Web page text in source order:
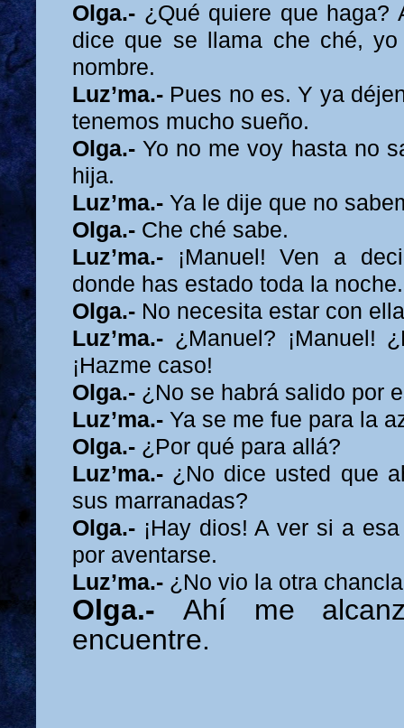
Olga.- ¿Qué quiere que haga?
dice que se llama che ché,
nombre.
Luz’ma.- Pues no es. Y ya
tenemos mucho sueño.
Olga.-Yo no me voy hasta no
hija.
Luz’ma.- Ya le dije que no
Olga.- Che ché sabe.
Luz’ma.-
¡Manuel! Ven a
donde has estado toda la noche.
Olga.- No necesita estar con
Luz’ma.- ¿Manuel? ¡Manuel!
¡Hazme caso!
Olga.- ¿No se habrá salido por
Luz’ma.- Ya se me fue para la
Olga.- ¿Por qué para allá?
Luz’ma.- ¿No dice usted que
sus marranadas?
Olga.- ¡Hay dios! A ver si a
por aventarse.
Luz’ma.- ¿No vio la otra
Olga.- Ahí me
encuentre.